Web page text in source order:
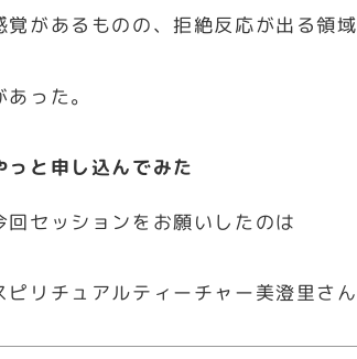
覚があるものの、拒絶反応が出る領域
あった。
っと申し込んでみた
回セッションをお願いしたのは
ピリチュアルティーチャー美澄里さん